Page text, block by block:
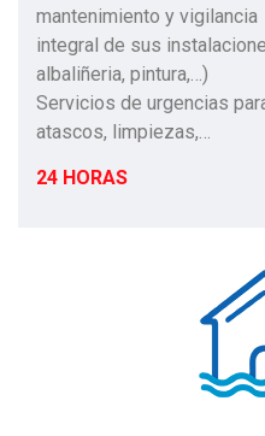
mantenimiento y vigilancia
integral de sus
albaliñeria, pintura,…)
Servicios de urgencias
atascos, limpiezas,…
24 HORAS